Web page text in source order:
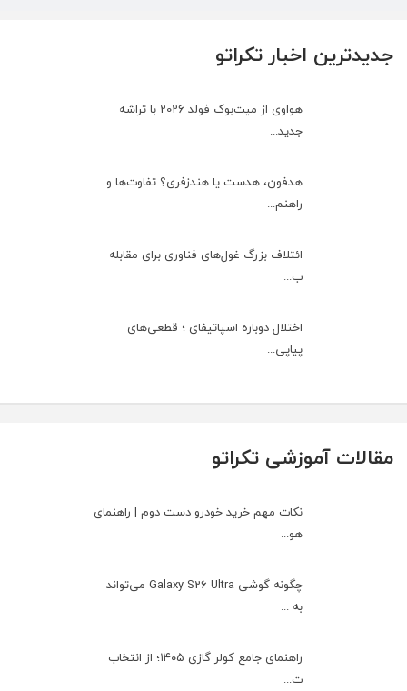
جدیدترین اخبار تکراتو
هواوی از میت‌بوک فولد 2026 با تراشه
جدید...
هدفون، هدست یا هندزفری؟ تفاوت‌ها و
راهنم...
ائتلاف بزرگ غول‌های فناوری برای مقابله
ب...
اختلال دوباره اسپاتیفای ؛ قطعی‌های
پیاپی...
مقالات آموزشی تکراتو
نکات مهم خرید خودرو دست دوم | راهنمای
هو...
چگونه گوشی Galaxy S26 Ultra می‌تواند
به ...
راهنمای جامع کولر گازی ۱۴۰۵؛ از انتخاب
ت...